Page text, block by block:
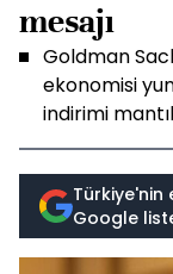
mesajı
Goldman
ekonomisi
indirimi
Google